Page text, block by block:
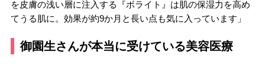
を皮膚の浅い層に注入する『ボライト』は肌の保湿力を高め
てうる肌に。効果が約9か月と長い点も気に入っています」
御園生さんが本当に受けている美容医療